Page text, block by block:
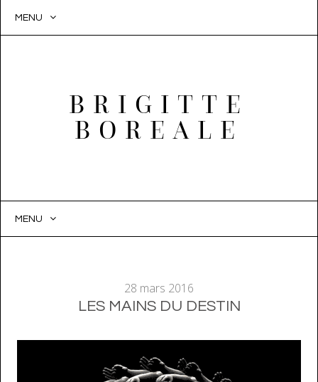
MENU
BRIGITTE
BOREALE
MENU
28 mars 2016
LES MAINS DU DESTIN